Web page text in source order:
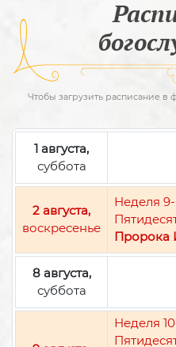
Чтобы загрузить расписание в
1 августа,
суббота
2 августа,
воскресенье
Неделя
Пророка
8 августа,
суббота
Неделя